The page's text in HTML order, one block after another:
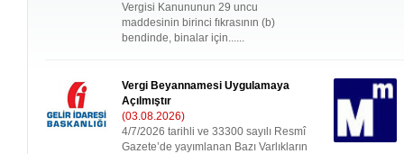
Vergisi Kanununun 29 uncu
maddesinin birinci fıkrasının (b)
bendinde, binalar için......
Vergi Beyannamesi Uygulamaya
Açılmıştır
(03.08.2026)
4/7/2026 tarihli ve 33300 sayılı Resmî
Gazete’de yayımlanan Bazı Varlıkların